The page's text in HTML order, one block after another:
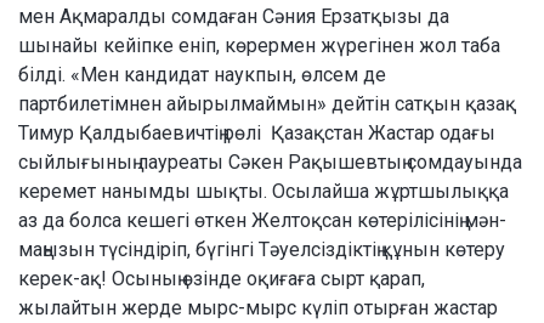
мен Ақмаралды сомдаған Сәния Ерзатқызы да
шынайы кейіпке еніп, көрермен жүрегінен жол таба
білді. «Мен кандидат наукпын, өлсем де
партбилетімнен айырылмаймын» дейтін сатқын қазақ
Тимур Қалдыбаевичтің рөлі Қазақстан Жастар одағы
сыйлығының лауреаты Сәкен Рақышевтың сомдауында
керемет нанымды шықты. Осылайша жұртшылыққа
аз да болса кешегі өткен Желтоқсан көтерілісінің мән-
маңызын түсіндіріп, бүгінгі Тәуелсіздіктің құнын көтеру
керек-ақ! Осының өзінде оқиғаға сырт қарап,
жылайтын жерде мырс-мырс күліп отырған жастар